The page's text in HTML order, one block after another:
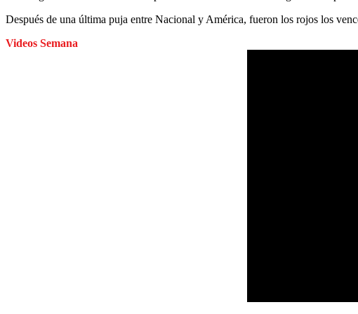
Después de una última puja entre Nacional y América, fueron los rojos los
Videos Semana